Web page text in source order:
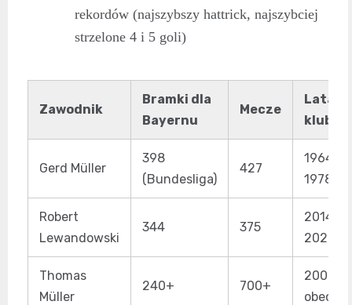
rekordów (najszybszy hattrick, najszybciej
strzelone 4 i 5 goli)
Zawodnik
Bramki dla
Bayernu
Mecze
Lata w
klubie
Gerd Müller
398
(Bundesliga)
427
1964-
1978
Robert
Lewandowski
344 375
2014-
2022
Thomas
Müller
240+ 700+
2008-
obecnie